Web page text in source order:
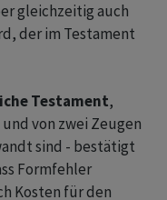
gleichzeitig auch
der im Testament
Testament,
von zwei Zeugen
sind - bestätigt
Formfehler
Kosten für den